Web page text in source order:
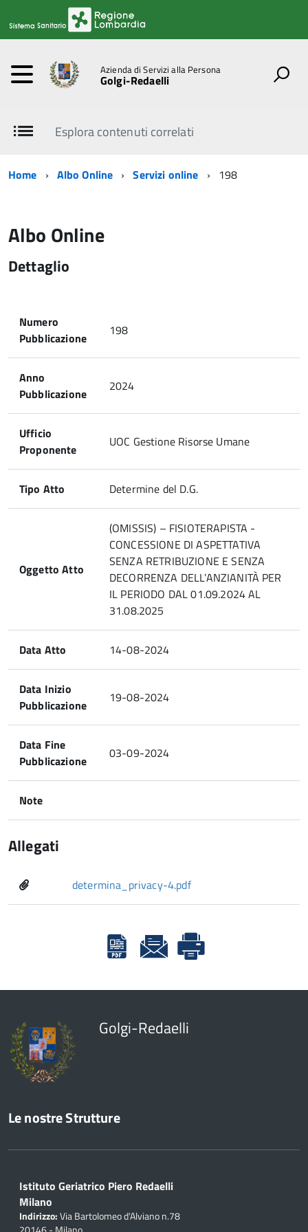
Azienda di Servizi alla Persona
Golgi-Redaelli
Esplora contenuti correlati
Home Albo Online Servizi online 198
Albo Online
Dettaglio
Numero
Pubblicazione
198
Anno
Pubblicazione
2024
Ufficio
Proponente
UOC Gestione Risorse Umane
Tipo Atto Determine del D.G.
Oggetto Atto
(OMISSIS) – FISIOTERAPISTA -
CONCESSIONE DI ASPETTATIVA
SENZA RETRIBUZIONE E SENZA
DECORRENZA DELL’ANZIANITÀ PER
IL PERIODO DAL 01.09.2024 AL
31.08.2025
Data Atto 14-08-2024
Data Inizio
Pubblicazione
19-08-2024
Data Fine
Pubblicazione
03-09-2024
Note
Allegati
determina_privacy-4.pdf
Golgi-Redaelli
Le nostre Strutture
Istituto Geriatrico Piero Redaelli
Milano
Indirizzo:Via Bartolomeo d'Alviano n.78